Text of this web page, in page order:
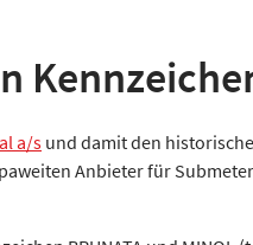
a/s und damit den
Anbieter für